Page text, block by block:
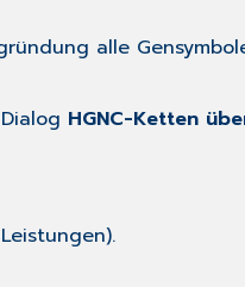
alle
HGNC-Ketten